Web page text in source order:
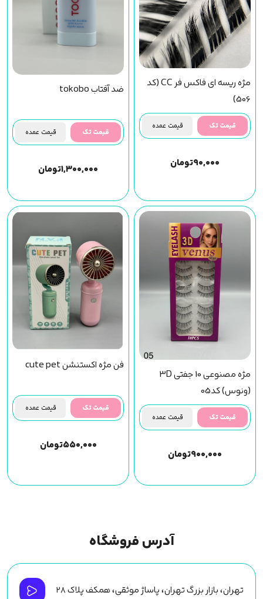
مژه ریسه ای فاکس فر CC (کد
506)
قیمت تک قیمت عمده
۹۰,۰۰۰تومان
ضد آفتاب tokobo
قیمت تک قیمت عمده
۱,۳۰۰,۰۰۰تومان
مژه مصنوعی 10 جفتی 3D
(ونوس) کد05
قیمت تک قیمت عمده
۹۰۰,۰۰۰تومان
فن مژه اکستنشن cute pet
قیمت تک قیمت عمده
۵۵۰,۰۰۰تومان
آدرس فروشگاه
تهران، بازار بزرگ تهران، پاساژ موثقی، همکف پلاک ۲۸